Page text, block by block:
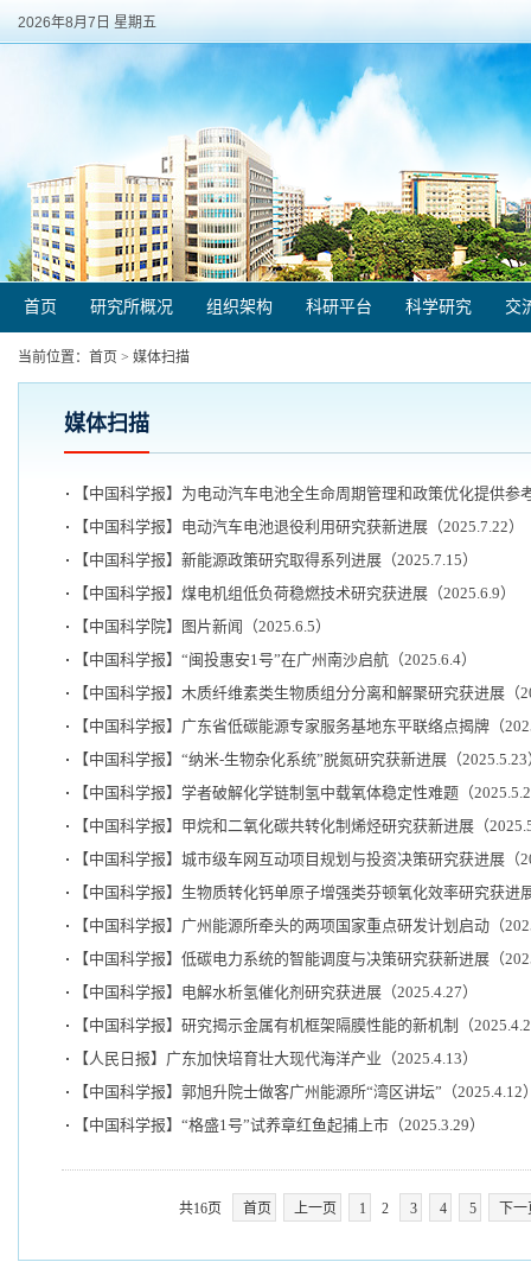
2026年8月7日 星期五
首页 研究所概况 组织架构 科研平台 科学研究 交
当前位置： 首页 > 媒体扫描
媒体扫描
【中国科学报】为电动汽车电池全生命周期管理和政策优化提供参
【中国科学报】电动汽车电池退役利用研究获新进展（2025.7.22）
【中国科学报】新能源政策研究取得系列进展（2025.7.15）
【中国科学报】煤电机组低负荷稳燃技术研究获进展（2025.6.9）
【中国科学院】图片新闻（2025.6.5）
【中国科学报】“闽投惠安1号”在广州南沙启航（2025.6.4）
【中国科学报】木质纤维素类生物质组分分离和解聚研究获进展（
【中国科学报】广东省低碳能源专家服务基地东平联络点揭牌（
【中国科学报】“纳米-生物杂化系统”脱氮研究获新进展（2025.5.23
【中国科学报】学者破解化学链制氢中载氧体稳定性难题（
【中国科学报】甲烷和二氧化碳共转化制烯烃研究获新进展（
【中国科学报】城市级车网互动项目规划与投资决策研究获进展（
【中国科学报】生物质转化钙单原子增强类芬顿氧化效率研究获进
【中国科学报】广州能源所牵头的两项国家重点研发计划启动（
【中国科学报】低碳电力系统的智能调度与决策研究获新进展（
【中国科学报】电解水析氢催化剂研究获进展（2025.4.27）
【中国科学报】研究揭示金属有机框架隔膜性能的新机制（
【人民日报】广东加快培育壮大现代海洋产业（2025.4.13）
【中国科学报】郭旭升院士做客广州能源所“湾区讲坛”（2025.4.12
【中国科学报】“格盛1号”试养章红鱼起捕上市（2025.3.29）
共16页 首页 上一页 1 2 3 4 5 下